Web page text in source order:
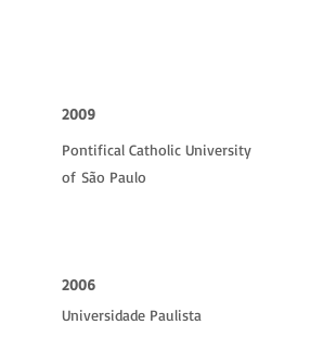
2009
Pontifical Catholic University
of São Paulo
2006
Universidade Paulista